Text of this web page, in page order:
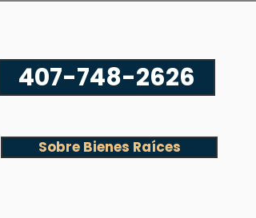
407-748-2626
Sobre Bienes Raíces